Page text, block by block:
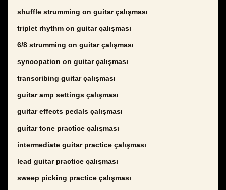
shuffle strumming on guitar çalışması
triplet rhythm on guitar çalışması
6/8 strumming on guitar çalışması
syncopation on guitar çalışması
transcribing guitar çalışması
guitar amp settings çalışması
guitar effects pedals çalışması
guitar tone practice çalışması
intermediate guitar practice çalışması
lead guitar practice çalışması
sweep picking practice çalışması